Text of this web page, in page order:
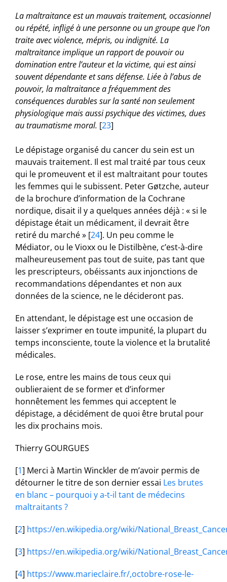
La maltraitance est un mauvais traitement, occasionnel
ou répété, infligé à une personne ou un groupe que l’on
traite avec violence, mépris, ou indignité. La
maltraitance implique un rapport de pouvoir ou
domination entre l’auteur et la victime, qui est ainsi
souvent dépendante et sans défense. Liée à l’abus de
pouvoir, la maltraitance a fréquemment des
conséquences durables sur la santé non seulement
physiologique mais aussi psychique des victimes, dues
au traumatisme moral. [23]
Le dépistage organisé du cancer du sein est un
mauvais traitement. Il est mal traité par tous ceux
qui le promeuvent et il est maltraitant pour toutes
les femmes qui le subissent. Peter Gøtzche, auteur
de la brochure d’information de la Cochrane
nordique, disait il y a quelques années déjà : « si le
dépistage était un médicament, il devrait être
retiré du marché »[24]. Un peu comme le
Médiator, ou le Vioxx ou le Distilbène, c’est-à-dire
malheureusement pas tout de suite, pas tant que
les prescripteurs, obéissants aux injonctions de
recommandations dépendantes et non aux
données de la science, ne le décideront pas.
En attendant, le dépistage est une occasion de
laisser s’exprimer en toute impunité, la plupart du
temps inconsciente, toute la violence et la brutalité
médicales.
Le rose, entre les mains de tous ceux qui
oublieraient de se former et d’informer
honnêtement les femmes qui acceptent le
dépistage, a décidément de quoi être brutal pour
les dix prochains mois.
Thierry GOURGUES
[1] Merci à Martin Winckler de m’avoir permis de
détourner le titre de son dernier essai Les brutes
en blanc – pourquoi y a-t-il tant de médecins
maltraitants ?
[2] https://en.wikipedia.org/wiki/
[3] https://en.wikipedia.org/wiki/
[4] https://www.marieclaire.fr/,octobre-rose-le-